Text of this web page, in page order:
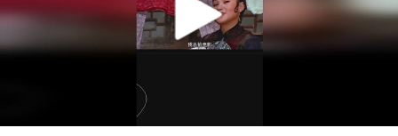
SK海力士回应“或出售重庆工厂”传闻
白海豚突然大拐弯 走出罕见路线
Play